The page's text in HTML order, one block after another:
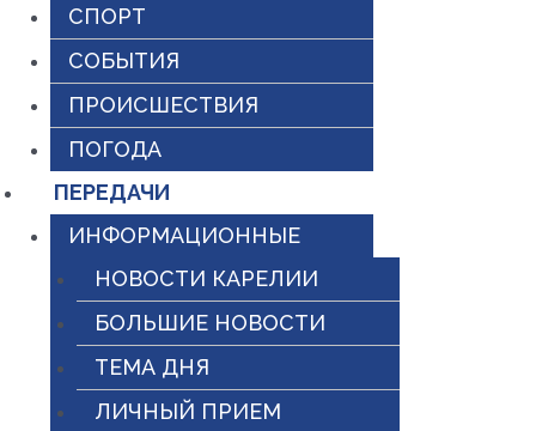
СПОРТ
СОБЫТИЯ
ПРОИСШЕСТВИЯ
ПОГОДА
ПЕРЕДАЧИ
ИНФОРМАЦИОННЫЕ
НОВОСТИ КАРЕЛИИ
БОЛЬШИЕ НОВОСТИ
ТЕМА ДНЯ
ЛИЧНЫЙ ПРИЕМ